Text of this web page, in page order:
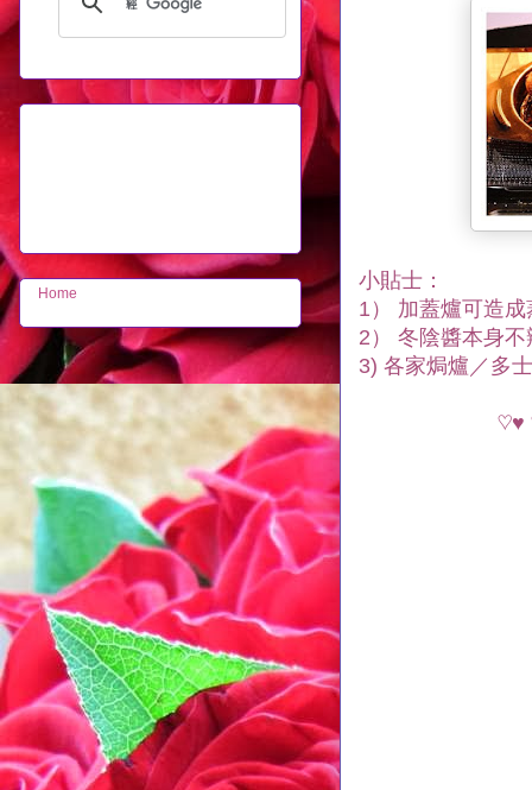
小貼士：
1） 加蓋爐可造
2） 冬陰醬本身
3) 各家焗爐／多
♡♥
Home